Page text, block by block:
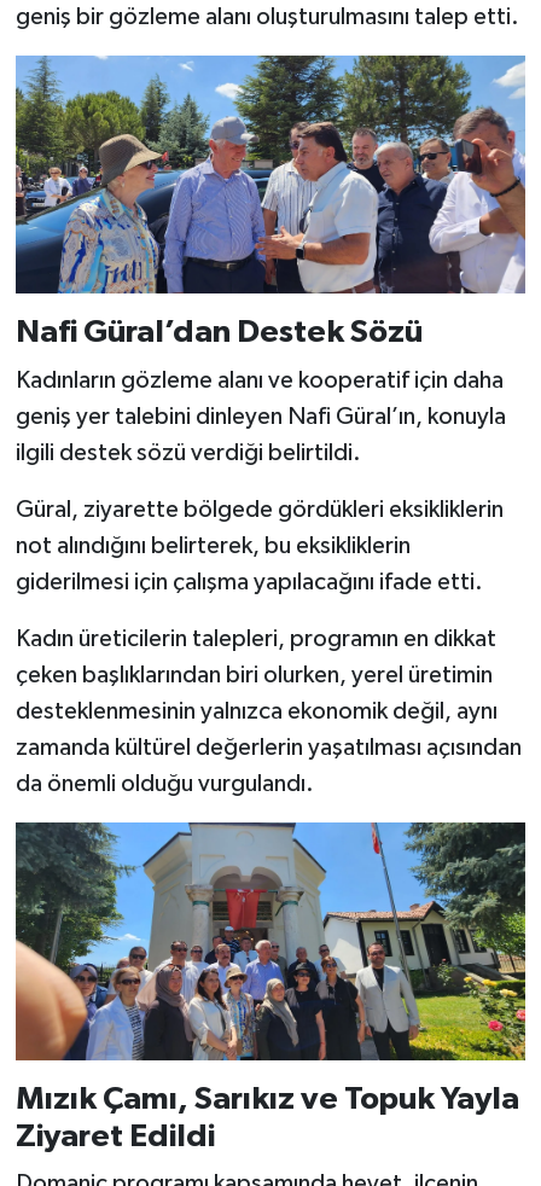
geniş bir gözleme alanı oluşturulmasını talep etti.
Nafi Güral’dan Destek Sözü
Kadınların gözleme alanı ve kooperatif için daha
geniş yer talebini dinleyen Nafi Güral’ın, konuyla
ilgili destek sözü verdiği belirtildi.
Güral, ziyarette bölgede gördükleri eksikliklerin
not alındığını belirterek, bu eksikliklerin
giderilmesi için çalışma yapılacağını ifade etti.
Kadın üreticilerin talepleri, programın en dikkat
çeken başlıklarından biri olurken, yerel üretimin
desteklenmesinin yalnızca ekonomik değil, aynı
zamanda kültürel değerlerin yaşatılması açısından
da önemli olduğu vurgulandı.
Mızık Çamı, Sarıkız ve Topuk Yayla
Ziyaret Edildi